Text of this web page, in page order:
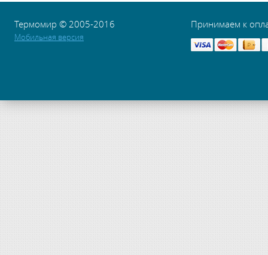
Термомир © 2005-2016
Мобильная версия
Принимаем к